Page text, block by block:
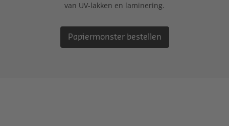
van UV-lakken en laminering.
Papiermonster bestellen